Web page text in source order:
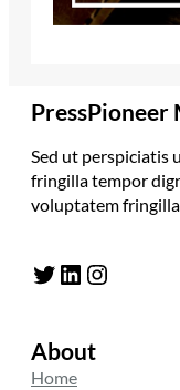
PressPioneer
Sed ut perspiciatis
fringilla tempor
voluptatem
Twitter LinkedIn Instagram
About
Home